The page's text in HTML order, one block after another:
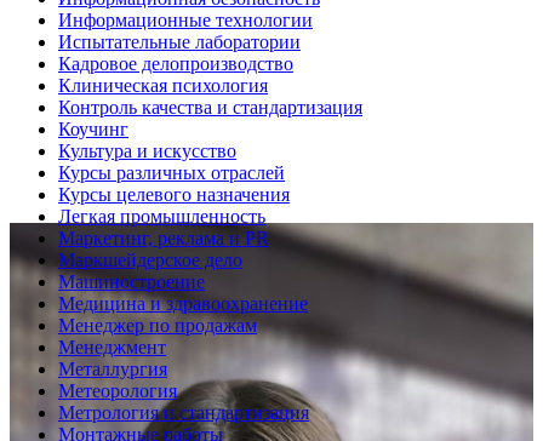
Информационные технологии
Испытательные лаборатории
Кадровое делопроизводство
Клиническая психология
Контроль качества и стандартизация
Коучинг
Культура и искусство
Курсы различных отраслей
Курсы целевого назначения
Легкая промышленность
Маркетинг, реклама и PR
Маркшейдерское дело
Машиностроение
Медицина и здравоохранение
Менеджер по продажам
Менеджмент
Металлургия
Метеорология
Метрология и стандартизация
Монтажные работы